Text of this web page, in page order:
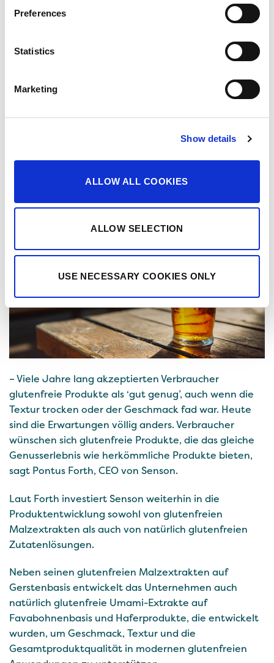
Preferences
Statistics
Marketing
Show details
ALLOW ALL COOKIES
ALLOW SELECTION
USE NECESSARY COOKIES ONLY
Produktion von entscheidender Bedeutung. Bei
Reinigungsverfahren, Produktionsplanung und
Trennungspraktiken, um jedes Risiko einer
auch die Prozessparameter während der gesamten
Freigabe auch von einem akkreditierten Drittlabor
analysiert.
Bessere glutenfreie Produkte ohne
Kompromisse
– Viele Jahre lang akzeptierten Verbraucher
glutenfreie Produkte als ‘gut genug’, auch wenn die
Textur trocken oder der Geschmack fad war. Heute
sind die Erwartungen völlig anders. Verbraucher
wünschen sich glutenfreie Produkte, die das gleiche
Genusserlebnis wie herkömmliche Produkte bieten,
sagt Pontus Forth, CEO von Senson.
Laut Forth investiert Senson weiterhin in die
Produktentwicklung sowohl von glutenfreien
Malzextrakten als auch von natürlich glutenfreien
Zutatenlösungen.
Neben seinen glutenfreien Malzextrakten auf
Gerstenbasis entwickelt das Unternehmen auch
natürlich glutenfreie Umami-Extrakte auf
Favabohnenbasis und Haferprodukte, die entwickelt
wurden, um Geschmack, Textur und die
Gesamtproduktqualität in modernen glutenfreien